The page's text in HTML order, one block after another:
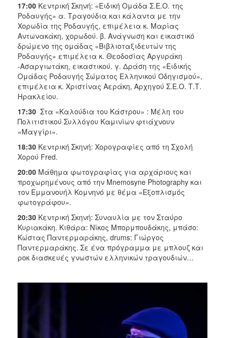
17:00 Κεντρική Σκηνή: «Ειδική Ομάδα Σ.Ε.Ο. της
Ροδαυγής» α. Τραγούδια και κάλαντα με την
Χορωδία της Ροδαυγής, επιμέλεια κ. Μαρίας
Αντωνακάκη, χορωδού. β. Ανάγνωση και εικαστικό
δρώμενο της ομάδας «Βιβλιοταξιδευτών της
Ροδαυγής» επιμέλεια κ. Θεοδοσίας Αργυράκη
-Ασαργιωτάκη, εικαστικού. γ. Δράση της «Ειδικής
Ομάδας Ροδαυγής Σώματος Ελληνικού Οδηγισμού»,
επιμέλεια κ. Χριστίνας Αεράκη, Αρχηγού Σ.Ε.Ο. Τ.Τ.
Ηρακλείου.
17:30 Στα «Καλούδια του Κάστρου» : Μέλη του
Πολιτιστικού Συλλόγου Καμινίων φτιάχνουν
«Μαγγίρι».
18:30 Κεντρική Σκηνή: Χορογραφίες από τη Σχολή
Χορού Fred.
20:00 Μάθημα φωτογραφίας για αρχάριους και
προχωρημένους από την Mnemosyne Photography και
τον Εμμανουήλ Κομνηνό με θέμα «Εξοπλισμός
φωτογράφου».
20:30 Κεντρική Σκηνή: Συναυλία με τον Σταύρο
Κυριακάκη. Κιθάρα: Νίκος Μπορμπουδάκης, μπάσο:
Κώστας Παντερμαράκης, drums: Γιώργος
Παντερμαράκης. Σε ένα πρόγραμμα με μπλουζ και
ροκ διασκευές γνωστών ελληνικών τραγουδιών…